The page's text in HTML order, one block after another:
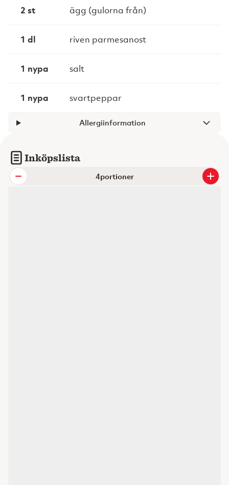
2 st ägg (gulorna från)
1 dl riven parmesanost
1 nypa salt
1 nypa svartpeppar
Allergiinformation
Inköpslista
portioner